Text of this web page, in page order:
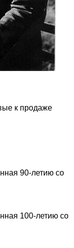
к продаже
90-летию со
100-летию со